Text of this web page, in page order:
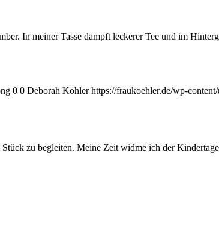
In meiner Tasse dampft leckerer Tee und im
0 0 Deborah Köhler https://fraukoehler.de/wp-
zu begleiten. Meine Zeit widme ich der